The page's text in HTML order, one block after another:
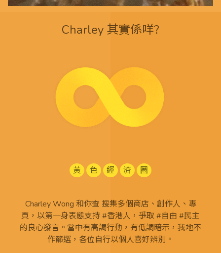
Charley 其實係咩?
黃 色 經 濟 圈
Charley Wong 和你查 搜集多個商店、創作人、專
頁，以第一身表態支持 #香港人，爭取 #自由 #民主
的良心發言。當中有高調行動，有低調暗示，我地不
作篩選，各位自行以個人喜好辨別。